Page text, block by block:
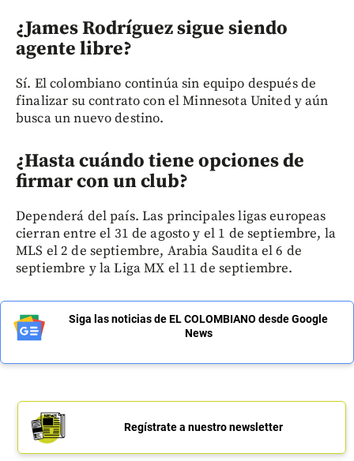
¿James Rodríguez sigue siendo
agente libre?
Sí. El colombiano continúa sin equipo después de
finalizar su contrato con el Minnesota United y aún
busca un nuevo destino.
¿Hasta cuándo tiene opciones de
firmar con un club?
Dependerá del país. Las principales ligas europeas
cierran entre el 31 de agosto y el 1 de septiembre, la
MLS el 2 de septiembre, Arabia Saudita el 6 de
septiembre y la Liga MX el 11 de septiembre.
Siga las noticias de EL COLOMBIANO desde Google
News
Regístrate a nuestro newsletter